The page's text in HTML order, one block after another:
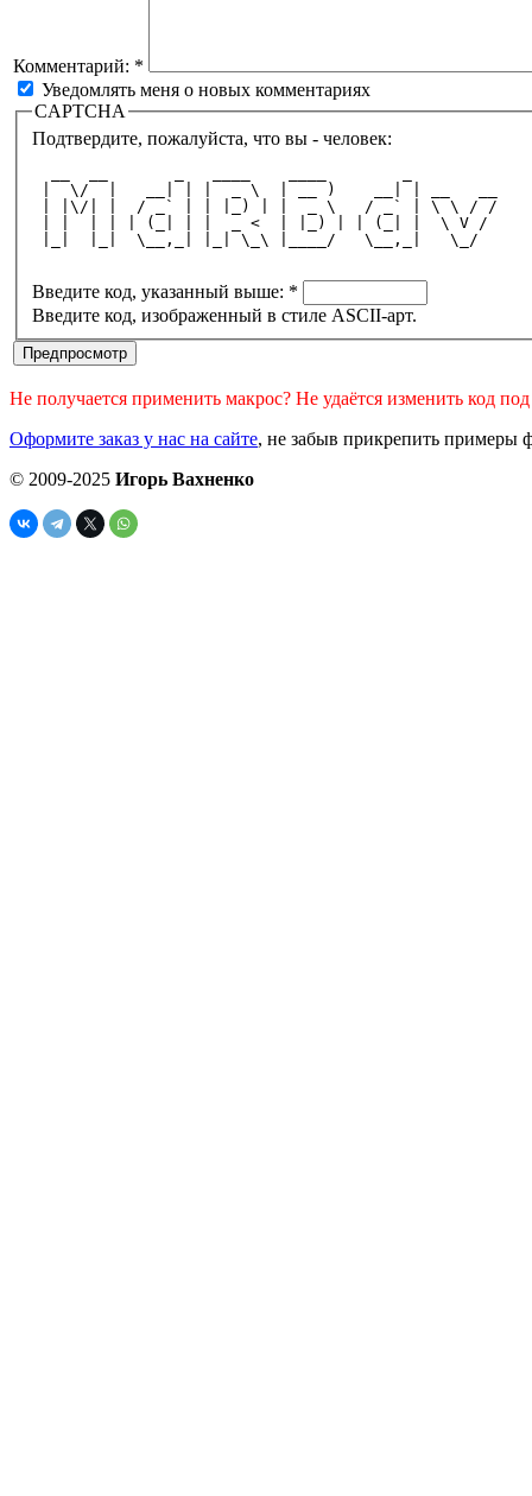
Комментарий: *
Уведомлять меня о новых комментариях
CAPTCHA
Подтвердите, пожалуйста, что вы - человек:
|  \/  |   __| | |  _ \  | __ )    __| | __   __
| |\/| |  / _` | | |_) | |  _ \   / _` | \ \ / /
| |  | | | (_| | |  _ <  | |_) | | (_| |  \ V /
|_|  |_|  \__,_| |_| \_\ |____/   \__,_|   \_/
Введите код, указанный выше: *
Введите код, изображенный в стиле ASCII-арт.
Не получается применить макрос? Не удаётся изменить код
Оформите заказ у нас на сайте, не забыв прикрепить примеры
© 2009-2025 Игорь Вахненко